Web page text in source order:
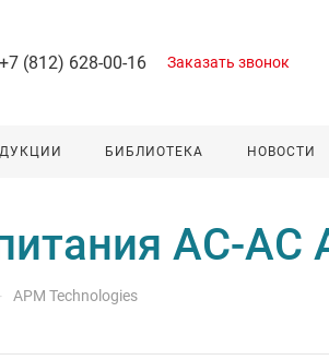
+7 (812) 628-00-16 Заказать звонок
БИБЛИОТЕКА НОВОСТИ
AC-AC
APM Technologies